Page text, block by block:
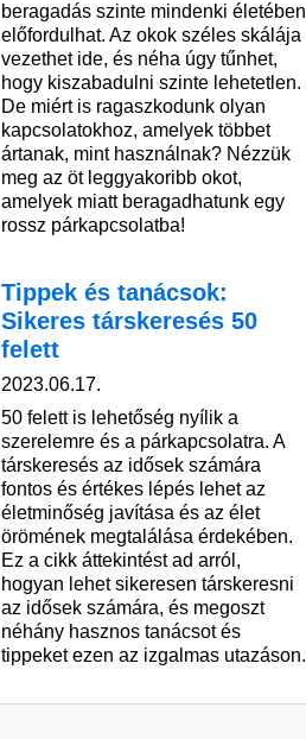
beragadás szinte mindenki életében
előfordulhat. Az okok széles skálája
vezethet ide, és néha úgy tűnhet,
hogy kiszabadulni szinte lehetetlen.
De miért is ragaszkodunk olyan
kapcsolatokhoz, amelyek többet
ártanak, mint használnak? Nézzük
meg az öt leggyakoribb okot,
amelyek miatt beragadhatunk egy
rossz párkapcsolatba!
Tippek és tanácsok:
Sikeres társkeresés 50
felett
2023.06.17.
50 felett is lehetőség nyílik a
szerelemre és a párkapcsolatra. A
társkeresés az idősek számára
fontos és értékes lépés lehet az
életminőség javítása és az élet
örömének megtalálása érdekében.
Ez a cikk áttekintést ad arról,
hogyan lehet sikeresen társkeresni
az idősek számára, és megoszt
néhány hasznos tanácsot és
tippeket ezen az izgalmas utazáson.